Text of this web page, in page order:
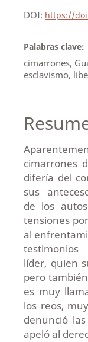
DOI: https://
Palabras clave:
cimarrones,
esclavismo,
cimarrones
difería del
sus
de los
tensiones
al
líder, quien
pero
es muy
los reos,
denunció
apeló al